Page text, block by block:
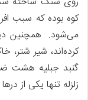
می‌شود. همچنین
کرده‌اند، شیر
گنبد جبلیه هشت
زلزله تنها یکی از